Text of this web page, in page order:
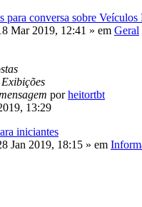
para conversa sobre
Mar 2019, 12:41 » em Geral
Exibições
porheitortbt
13:29
iniciantes
Jan 2019, 18:15 » em